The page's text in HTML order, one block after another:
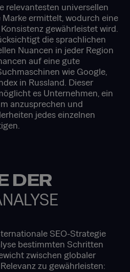
relevantesten universellen
ermittelt, wodurch eine
gewährleistet wird.
die sprachlichen
Nuancen in jeder Region
auf eine gute
wie Google,
in Russland. Dieser
es Unternehmen, ein
anzusprechen und
jedes einzelnen
DER
SEO-Strategie
bestimmten Schritten
zwischen globaler
zu gewährleisten: